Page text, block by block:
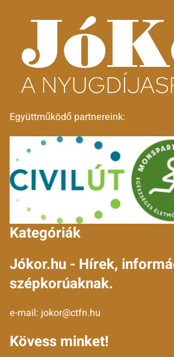
Együttműködő partnereink:
Kategóriák
Jókor.hu - Hírek,
szépkorúaknak.
e-mail: jokor@ctfn.hu
Kövess minket!